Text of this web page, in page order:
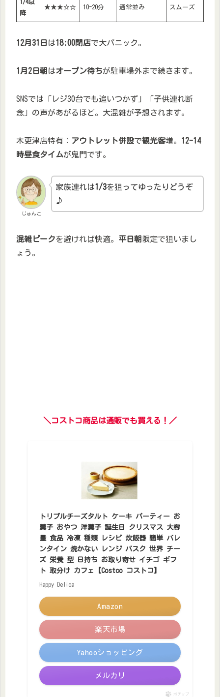
1/4以
降
★★★☆☆ 10-20分 通常並み スムーズ
12月31日 は18:00閉店で大パニック。
1月2日朝 はオープン待ちが駐車場外まで続きます。
SNSでは「レジ30台でも追いつかず」「子供連れ断
念」の声があがるほど。大混雑が予想されます。
木更津店特有： アウトレット併設で観光客増。 12-14
時昼食タイムが鬼門です。
じゅんこ
家族連れは1/3を狙ってゆったりどうぞ
♪
混雑ピークを避ければ快適。 平日朝 限定で狙いまし
ょう。
＼コストコ商品は通販でも買える！／
トリプルチーズタルト ケーキ パーティー お
菓子 おやつ 洋菓子 誕生日 クリスマス 大容
量 食品 冷凍 種類 レシピ 炊飯器 簡単 バレ
ンタイン 焼かない レンジ バスク 世界 チー
ズ 栄養 型 日持ち お取り寄せ イチゴ ギフ
ト 取分け カフェ【Costco コストコ】
Happy Delica
Amazon
楽天市場
Yahooショッピング
メルカリ
ポチップ